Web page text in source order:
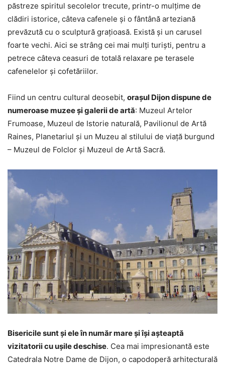
păstreze spiritul secolelor trecute, printr-o mulțime de
clădiri istorice, câteva cafenele și o fântână arteziană
prevăzută cu o sculptură grațioasă. Există și un carusel
foarte vechi. Aici se strâng cei mai mulți turiști, pentru a
petrece câteva ceasuri de totală relaxare pe terasele
cafenelelor și cofetăriilor.
Fiind un centru cultural deosebit, orașul Dijon dispune de
numeroase muzee și galerii de artă: Muzeul Artelor
Frumoase, Muzeul de Istorie naturală, Pavilionul de Artă
Raines, Planetariul și un Muzeu al stilului de viață burgund
– Muzeul de Folclor și Muzeul de Artă Sacră.
Bisericile sunt și ele în număr mare și își așteaptă
vizitatorii cu ușile deschise. Cea mai impresionantă este
Catedrala Notre Dame de Dijon, o capodoperă arhitecturală